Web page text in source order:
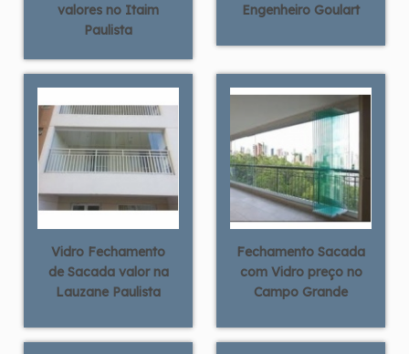
valores no Itaim
Paulista
Engenheiro Goulart
Vidro Fechamento
de Sacada valor na
Lauzane Paulista
Fechamento Sacada
com Vidro preço no
Campo Grande